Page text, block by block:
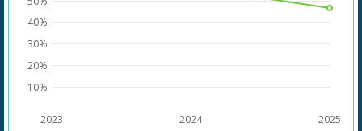
2023 2024 2025
10%
20%
30%
40%